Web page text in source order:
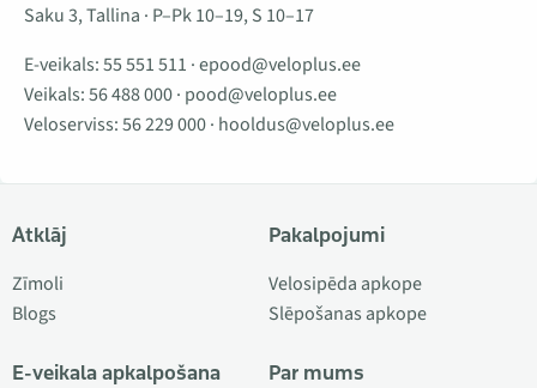
Saku 3, Tallina · P–Pk 10–19, S 10–17
E-veikals:55 551 511 ·epood@veloplus.ee
Veikals:56 488 000· pood@veloplus.ee
Veloserviss:56 229 000· hooldus@veloplus.ee
Atklāj
Zīmoli
Blogs
E-veikala apkalpošana
Pakalpojumi
Velosipēda apkope
Slēpošanas apkope
Par mums